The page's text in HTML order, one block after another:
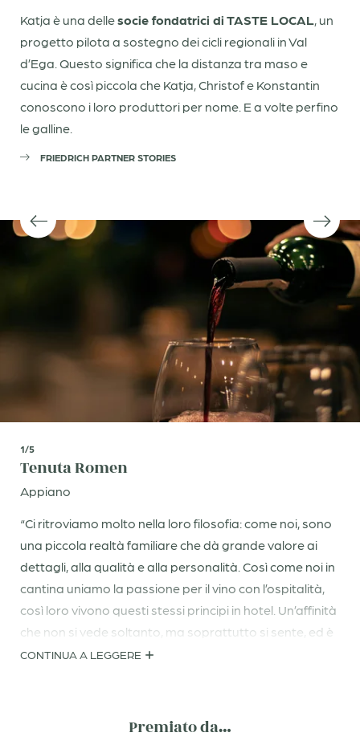
Katja è una dellesocie fondatrici di TASTE LOCAL, un
progetto pilota a sostegno dei cicli regionali in Val
d’Ega. Questo significa che la distanza tra maso e
cucina è così piccola che Katja, Christof e Konstantin
conoscono i loro produttori per nome. E a volte perfino
le galline.
FRIEDRICH PARTNER STORIES
1/5
Tenuta Romen
Appiano
“Ci ritroviamo molto nella loro filosofia: come noi, sono
una piccola realtà familiare che dà grande valore ai
dettagli, alla qualità e alla personalità. Così come noi in
cantina uniamo la passione per il vino con l’ospitalità,
così loro vivono questi stessi principi in hotel. Un’affinità
che non si vede soltanto, ma soprattutto si sente, ed è
proprio questo a rendere così speciale la nostra
nuova e bellissima dimora.”
CONTINUA A LEGGERE
Premiato da…